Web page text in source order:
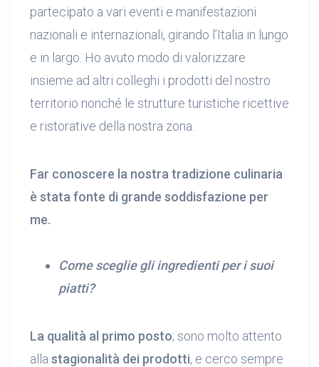
partecipato a vari eventi e manifestazioni
nazionali e internazionali, girando l’Italia in lungo
e in largo. Ho avuto modo di valorizzare
insieme ad altri colleghi i prodotti del nostro
territorio nonché le strutture turistiche ricettive
e ristorative della nostra zona.
Far conoscere la nostra tradizione culinaria
è stata fonte di grande soddisfazione per
me.
Come sceglie gli ingredienti per i suoi
piatti?
La qualità al primo posto; sono molto attento
alla stagionalità dei prodotti, e cerco sempre